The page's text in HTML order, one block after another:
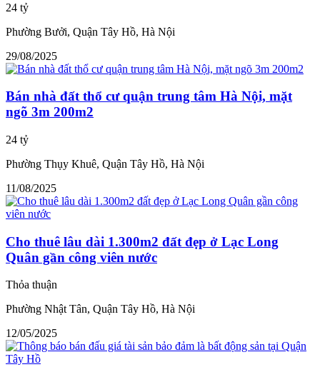
24 tỷ
Phường Bưởi, Quận Tây Hồ, Hà Nội
29/08/2025
Bán nhà đất thổ cư quận trung tâm Hà Nội, mặt
ngõ 3m 200m2
24 tỷ
Phường Thụy Khuê, Quận Tây Hồ, Hà Nội
11/08/2025
Cho thuê lâu dài 1.300m2 đất đẹp ở Lạc Long
Quân gần công viên nước
Thỏa thuận
Phường Nhật Tân, Quận Tây Hồ, Hà Nội
12/05/2025